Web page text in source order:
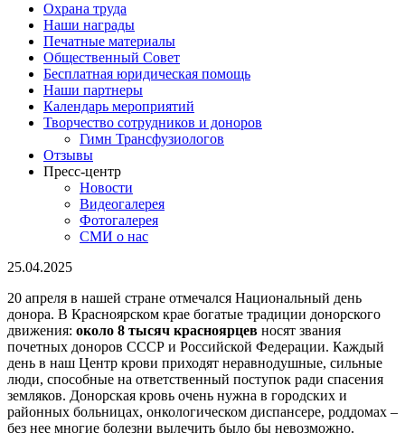
Охрана труда
Наши награды
Печатные материалы
Общественный Совет
Бесплатная юридическая помощь
Наши партнеры
Календарь мероприятий
Творчество сотрудников и доноров
Гимн Трансфузиологов
Отзывы
Пресс-центр
Новости
Видеогалерея
Фотогалерея
СМИ о нас
25.04.2025
20 апреля в нашей стране отмечался Национальный день
донора. В Красноярском крае богатые традиции донорского
движения: около 8 тысяч красноярцев носят звания
почетных доноров СССР и Российской Федерации. Каждый
день в наш Центр крови приходят неравнодушные, сильные
люди, способные на ответственный поступок ради спасения
земляков. Донорская кровь очень нужна в городских и
районных больницах, онкологическом диспансере, роддомах –
без нее многие болезни вылечить было бы невозможно.